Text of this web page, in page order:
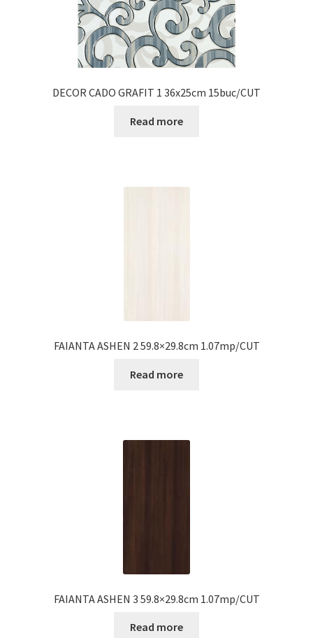
DECOR CADO GRAFIT 1 36x25cm 15buc/CUT
Read more
FAIANTA ASHEN 2 59.8×29.8cm 1.07mp/CUT
Read more
FAIANTA ASHEN 3 59.8×29.8cm 1.07mp/CUT
Read more